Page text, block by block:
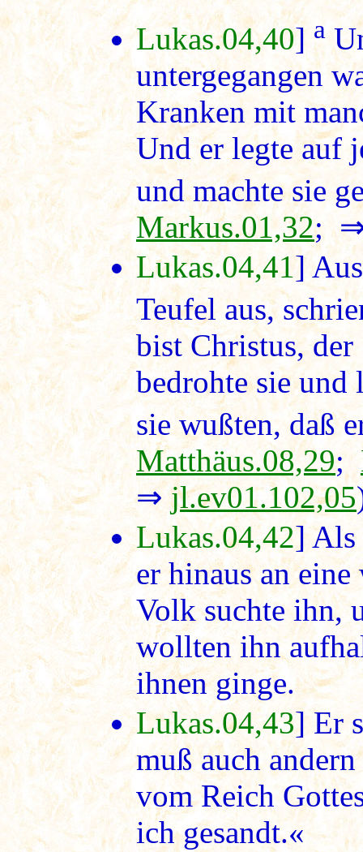
Lukas.04,40] a
untergegangen
Kranken mit
Und er legte auf
und machte sie
Markus.01,32;
Lukas.04,41]
Teufel aus,
bist Christus,
bedrohte sie und
sie wußten, daß
Matthäus.08,29;
⇒jl.ev01.102,05
Lukas.04,42] Als
er hinaus an eine
Volk suchte ihn,
wollten ihn
ihnen ginge.
Lukas.04,43] Er
muß auch
vom Reich
ich gesandt.«